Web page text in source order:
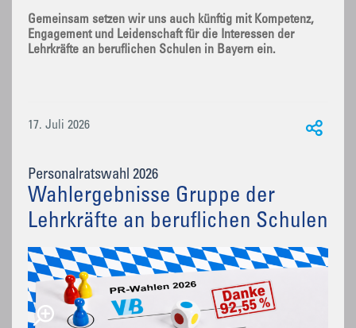
Gemeinsam setzen wir uns auch künftig mit Kompetenz,
Engagement und Leidenschaft für die Interessen der
Lehrkräfte an beruflichen Schulen in Bayern ein.
17. Juli 2026
Personalratswahl 2026
Wahlergebnisse Gruppe der
Lehrkräfte an beruflichen Schulen